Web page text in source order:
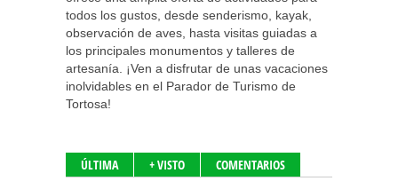
todos los gustos, desde senderismo, kayak,
observación de aves, hasta visitas guiadas a
los principales monumentos y talleres de
artesanía. ¡Ven a disfrutar de unas vacaciones
inolvidables en el Parador de Turismo de
Tortosa!
ÚLTIMA + VISTO COMENTARIOS